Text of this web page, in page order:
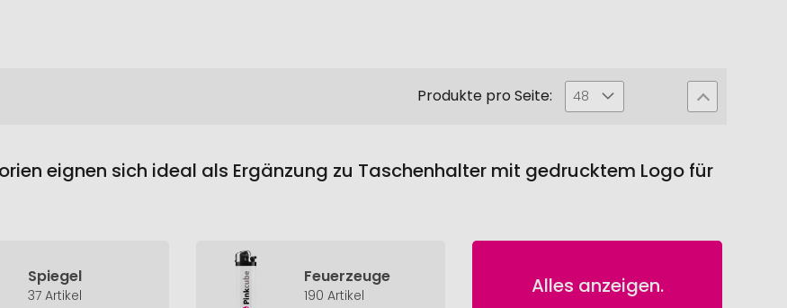
Produkte pro Seite: 48
eignen sich ideal als Ergänzung zu Taschenhalter mit gedrucktem Logo für
Spiegel
37 Artikel
Feuerzeuge
190 Artikel Alles anzeigen.